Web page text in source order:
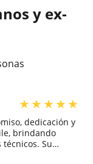
y ex-
★★★★★
dedicación y
brindando
Su
aprendizaje